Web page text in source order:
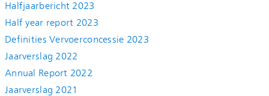
Halfjaarbericht 2023
Half year report 2023
Definities Vervoerconcessie 2023
Jaarverslag 2022
Annual Report 2022
Jaarverslag 2021